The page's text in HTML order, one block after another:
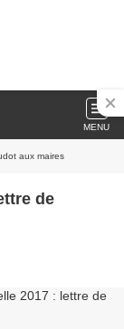
MENU
aux maires
de